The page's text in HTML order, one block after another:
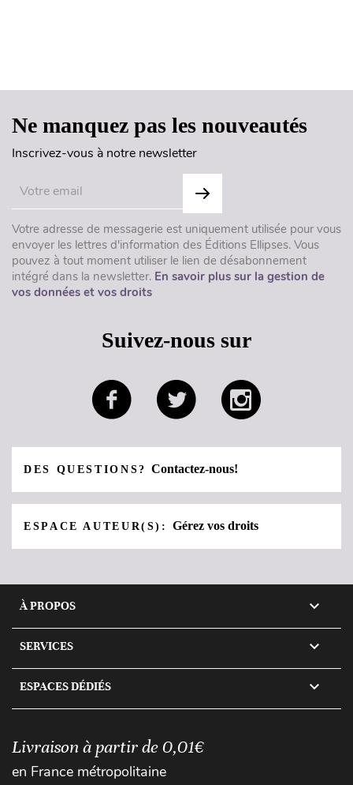
Ne manquez pas les nouveautés
Inscrivez-vous à notre newsletter
Votre adresse de messagerie est uniquement utilisée pour vous
envoyer les lettres d'information des Éditions Ellipses. Vous
pouvez à tout moment utiliser le lien de désabonnement
intégré dans la newsletter. En savoir plus sur la gestion de
vos données et vos droits
Suivez-nous sur
DES QUESTIONS?Contactez-nous!
ESPACE AUTEUR(S):Gérez vos droits
À PROPOS 
SERVICES 
ESPACES DÉDIÉS 
Livraison à partir de 0,01€
en France métropolitaine